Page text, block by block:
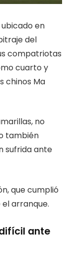
en
del
compatriotas
cuarto y
chinos Ma
no
también
sufrida ante
que cumplió
arranque.
ante